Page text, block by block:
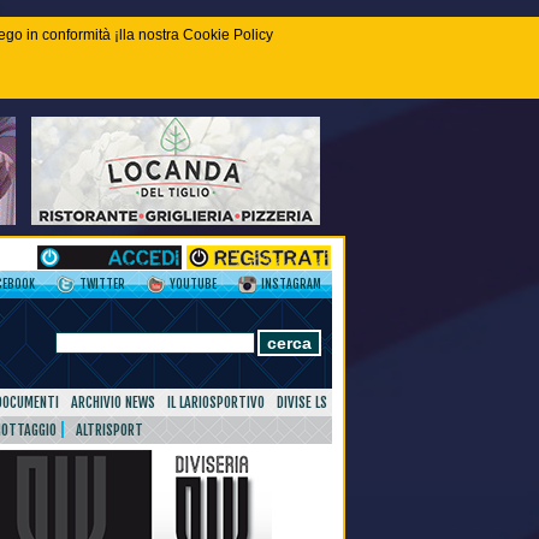
in conformità ¡lla nostra Cookie Policy
TWITTER YOUTUBE INSTAGRAM
ARCHIVIO NEWS IL LARIOSPORTIVO
DIVISE LS
ALTRISPORT